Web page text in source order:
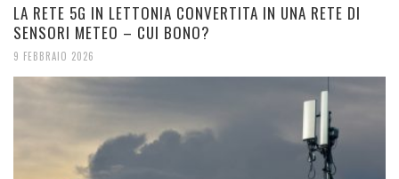
LA RETE 5G IN LETTONIA CONVERTITA IN UNA RETE DI
SENSORI METEO – CUI BONO?
9 FEBBRAIO 2026